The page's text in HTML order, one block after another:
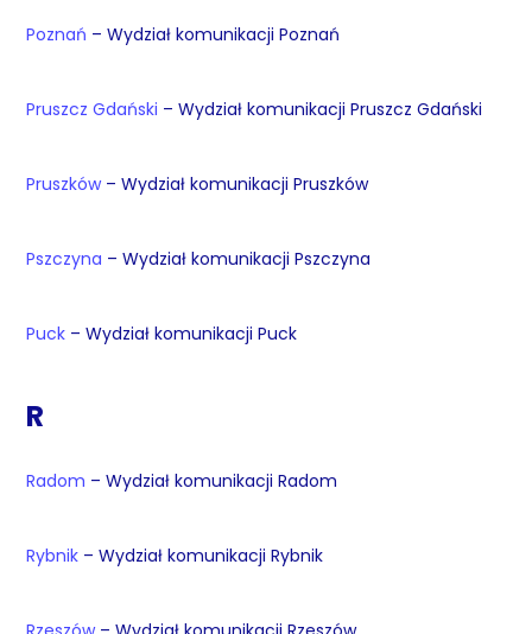
Poznań – Wydział komunikacji Poznań
Pruszcz Gdański – Wydział komunikacji Pruszcz Gdański
Pruszków– Wydział komunikacji Pruszków
Pszczyna – Wydział komunikacji Pszczyna
Puck – Wydział komunikacji Puck
R
Radom – Wydział komunikacji Radom
Rybnik – Wydział komunikacji Rybnik